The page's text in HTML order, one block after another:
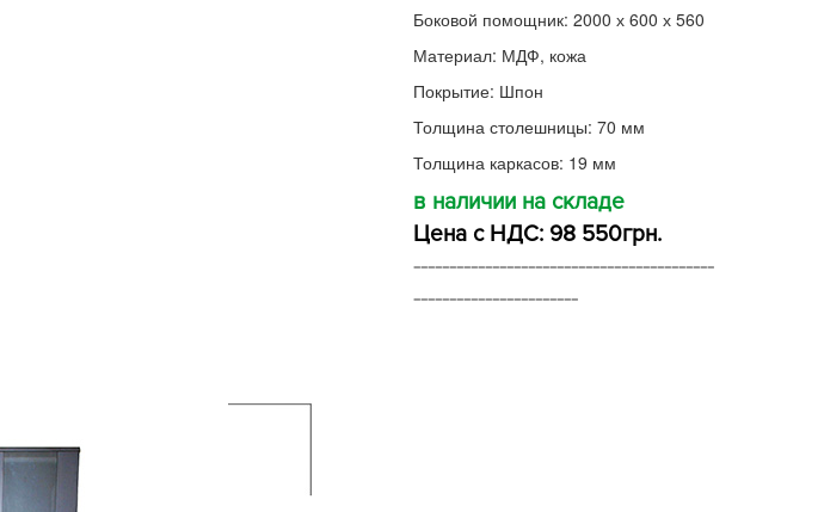
Боковой помощник: 2000 х 600 х 560
Материал: МДФ, кожа
Покрытие: Шпон
Толщина столешницы: 70 мм
Толщина каркасов: 19 мм
в наличии на складе
Цена с НДС: 98 550грн.
------------------------------------------
-----------------------